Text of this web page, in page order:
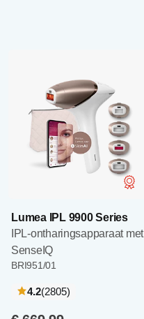
Lumea IPL 9900 Series
IPL-ontharingsapparaat met
SenseIQ
BRI951/01
4.2(2805recensies
)